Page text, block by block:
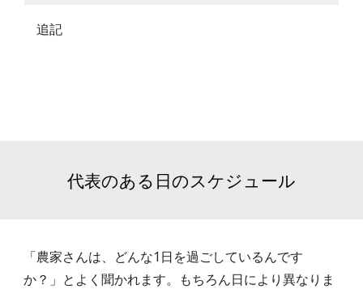
追記
代表のある日のスケジュール
「農家さんは、どんな1日を過ごしているんです
か？」とよく聞かれます。もちろん日により異なりま